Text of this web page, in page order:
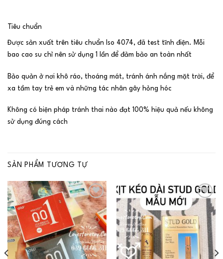
Tiêu chuẩn
Được sản xuất trên tiêu chuẩn Iso 4074, đã test tĩnh điện. Mỗi
bao cao su chỉ nên sử dụng 1 lần để đảm bảo an toàn nhất
Bảo quản ở nơi khô ráo, thoáng mát, tránh ánh nắng mặt trời, để
xa tầm tay trẻ em và những tác nhân gây hỏng hóc
Không có biện pháp tránh thai nào đạt 100% hiệu quả nếu không
sử dụng đúng cách
SẢN PHẨM TƯƠNG TỰ
Add to
wishlist
Add to
wishlist